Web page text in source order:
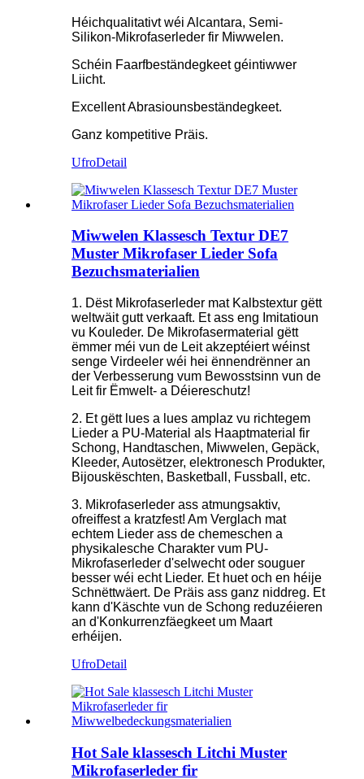
Héichqualitativt wéi Alcantara, Semi-
Silikon-Mikrofaserleder fir Miwwelen.
Schéin Faarfbeständegkeet géintiwwer
Liicht.
Excellent Abrasiounsbeständegkeet.
Ganz kompetitive Präis.
UfroDetail
Miwwelen Klassesch Textur DE7
Muster Mikrofaser Lieder Sofa
Bezuchsmaterialien
1. Dëst Mikrofaserleder mat Kalbstextur gëtt
weltwäit gutt verkaaft. Et ass eng Imitatioun
vu Kouleder. De Mikrofasermaterial gëtt
ëmmer méi vun de Leit akzeptéiert wéinst
senge Virdeeler wéi hei ënnendrënner an
der Verbesserung vum Bewosstsinn vun de
Leit fir Ëmwelt- a Déiereschutz!
2. Et gëtt lues a lues amplaz vu richtegem
Lieder a PU-Material als Haaptmaterial fir
Schong, Handtaschen, Miwwelen, Gepäck,
Kleeder, Autosëtzer, elektronesch Produkter,
Bijouskëschten, Basketball, Fussball, etc.
3. Mikrofaserleder ass atmungsaktiv,
ofreiffest a kratzfest! Am Verglach mat
echtem Lieder ass de chemeschen a
physikalesche Charakter vum PU-
Mikrofaserleder d'selwecht oder souguer
besser wéi echt Lieder. Et huet och en héije
Schnëttwäert. De Präis ass ganz niddreg. Et
kann d'Käschte vun de Schong reduzéieren
an d'Konkurrenzfäegkeet um Maart
erhéijen.
UfroDetail
Hot Sale klassesch Litchi Muster
Mikrofaserleder fir